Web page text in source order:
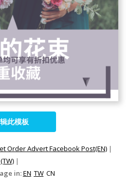
此模板
Order Advert Facebook Post(EN) |
|
in:EN TW CN